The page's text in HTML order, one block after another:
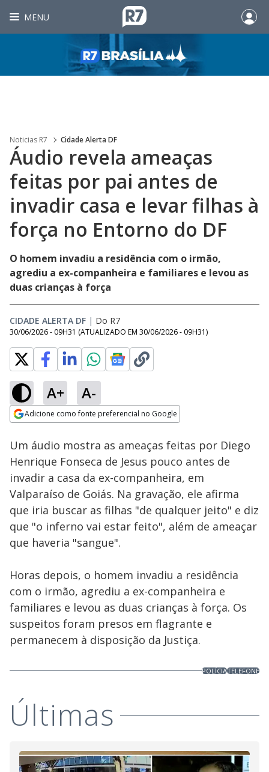
MENU
Noticias R7 Cidade Alerta DF
Áudio revela ameaças
feitas por pai antes de
invadir casa e levar filhas à
força no Entorno do DF
O homem invadiu a residência com o irmão,
agrediu a ex-companheira e familiares e levou as
duas crianças à força
CIDADE ALERTA DF | Do R7
30/06/2026 - 09H31 (ATUALIZADO EM 30/06/2026 - 09H31)
A+ A-
Adicione como fonte preferencial no Google
Ativar
100.00%
Um áudio mostra as ameaças feitas por Diego
Henrique Fonseca de Jesus pouco antes de
invadir a casa da ex-companheira, em
Valparaíso de Goiás. Na gravação, ele afirma
que iria buscar as filhas "de qualquer jeito" e diz
que "o inferno vai estar feito", além de ameaçar
que haveria "sangue".
Horas depois, o homem invadiu a residência
com o irmão, agrediu a ex-companheira e
familiares e levou as duas crianças à força. Os
suspeitos foram presos em flagrante e
permanecem à disposição da Justiça.
POLÍCIATELEFONE
Últimas